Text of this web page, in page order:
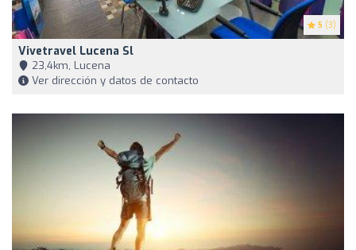
5 (3)
Vivetravel Lucena Sl
23,4km, Lucena
Ver dirección y datos de contacto